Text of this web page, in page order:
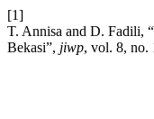
[1]
T. Annisa and D. Fadili,
Bekasi”, jiwp, vol. 8, no.